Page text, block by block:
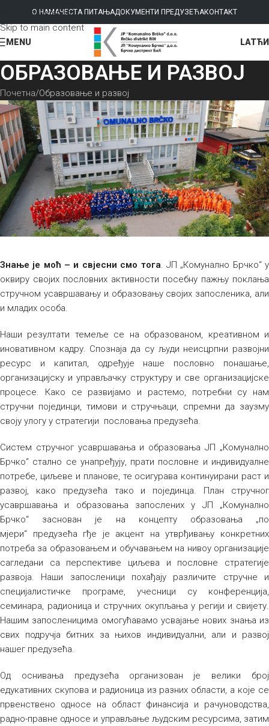
Skip to navigation
Skip to main content
О НАМАЧЕСТА ПИТАЊАДОКУМЕНТИ ПРЕДУЗЕЋАКОНТАКТ
MENU LAT
ОБРАЗОВАЊЕ И РАЗВОЈ
Почетна Образовање и развој
Знање је моћ – и свјесни смо тога. ЈП „Комунално Брчко“ у
оквиру својих пословних активности посебну пажњу поклања
стручном усавршавању и образовању својих запосленика, али
и младих особа.
Наши резултати темеље се на образованом, креативном и
иновативном кадру. Спознаја да су људи неисцрпни развојни
ресурс и капитал, одређује наше пословно понашање,
организацијску и управљачку структуру и све организацијске
процесе. Како се развијамо и растемо, потребни су нам
стручни појединци, тимови и стручњаци, спремни да заузму
своју улогу у стратегији пословања предузећа.
Систем стручног усавршавања и образовања ЈП „Комунално
Брчко“ стално се унапређују, прати пословне и индивидуалне
потребе, циљеве и планове, те осигурава континуирани раст и
развој, како предузећа тако и појединца. План стручног
усавршавања и образовања запослених у ЈП „Комунално
Брчко“ заснован је на концепту образовања „по
мјери“ предузећа гђе је акцент на утврђивању конкретних
потреба за образовањем и обучавањем на нивоу организације
сагледани са перспективе циљева и пословне стратегије
развоја. Наши запосленици похађају различите стручне и
специјалистичке програме, учесници су конференција,
семинара, радионица и стручних окупљања у регији и свијету.
Нашим запосленицима омогућавамо усвајање нових знања из
свих подручја битних за њихов индивидуални, али и развој
нашег предузећа.
Од оснивања предузећа организован је велики број
едукативних скупова и радионица из разних области, а које се
првенствено односе на област финансија и рачуноводства,
радно-правне односе и управљање људским ресурсима, затим